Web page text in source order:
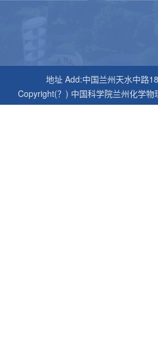
地址 Add:中国兰州天水中路
Copyright(？) 中国科学院兰州化学